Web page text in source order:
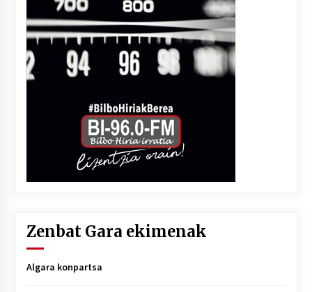
Zenbat Gara ekimenak
Algara konpartsa